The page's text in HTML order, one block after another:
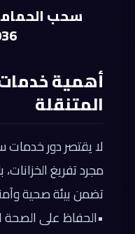
سحب
أهمية
المتنقلة
لا يقتصر دور
مجرد تفريغ
تضمن بيئة صحية
•الحفاظ على الصحة